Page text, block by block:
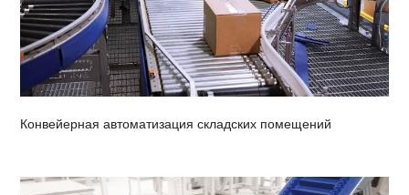
Конвейерная автоматизация складских помещений